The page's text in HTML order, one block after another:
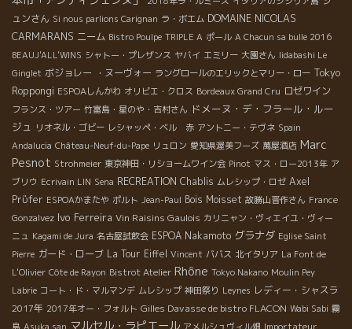
ュンさん Si nous parlions Carignan ラ・ボエム DOMAINE NICOLAS
CARMARANS ニーム Bistro Poulpe TRIPLE A ポール A Chacun sa bulle 2016
BEAUJ'ALL'WINS シャトー・プレザンス ヤバイ エミリー 大園さん Iidabashi Le
Ginglet ボジョレー ・ヌーヴォー ラングロールのエリックとマリー・ロー Tokyo
Roppongi ESPOAしんかわ オリビエ・クロス Bordeaux Grand Cru ロゼワイン
フランス・ツアー 竹富島・星のや・吉村さん ドメーヌ・デ・フラール・ルー
ジュ リオネル・ゴビー レシャッペ・ベル 赤 アントニー・テヴネ Spain
Andalucia Château-Neuf-du-Pape リュロン 愛知県渥美フーズ 萬屋酒店 Marc
Pesnot Strohmeier 東京神田・リショームワイン会 Pinot マス・ロー2013年 ア
ブリウ Ecrivain LIN Sena RECREATION Chablis ムレシップ・ロゼ Axel
Prϋfer ESPOAかまたや ポルト Jean-Paul Bois Moisset 故勝山晋作さん France
Gonzalvez Ivo Ferreira Vin Raisins Gaulois カリニャン・ヴィエイユ・ヴィー
ニュ Kagami de Jura 名古屋試飲会 ESPOA Nakamoto グラナダ Eglise Saint
Pierre ガード・ローブ La Tour Eiffel Vincent ババス 北イタリア La Font de
L'Olivier Côte de Rayon Bistrot Atelier Rhône Tokyo Nakano Moulin Pey
Labrie コート・ド・マルマンデ ムレシップ 神田祭り Leynes レディー・シャスラ
2017年 2017年オー・フォルト Gilles Davasse de bistro FLACON Wabi Sabi 霧
マルセル・ラピエール
Importateur